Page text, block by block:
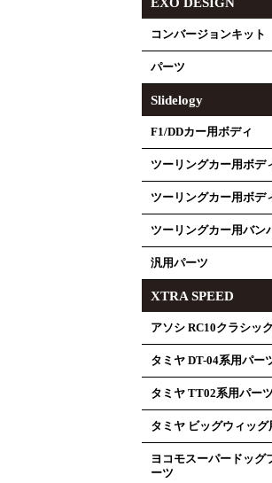
コンバージョンキット
パーツ
Slidelogy
F1/DDカー用ボディ
ツーリングカー用ボデ
ツーリングカー用ボデ
ツーリングカー用バン
汎用パーツ
XTRA SPEED
アソシ RC10クラシッ
タミヤ DT-04系用パー
タミヤ TT02系用パーツ
タミヤ ビッグウィッグ
ヨコモスーパードッグ
ーツ